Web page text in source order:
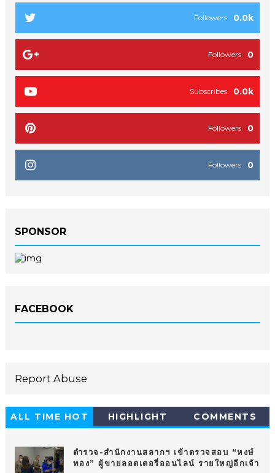
0.0k
Followers
0
Followers
0.0k
Subscribes
0
Followers
0
Followers
SPONSOR
FACEBOOK
Report Abuse
ALL TIME HOT
HIGHLIGHT COMMENTS
ตำรวจ-สำนักงานสลากฯ เข้าตรวจสอบ “หงษ์
ทอง” ผู้ขายลอตเตอรี่ออนไลน์ รายใหญ่อีกเจ้า